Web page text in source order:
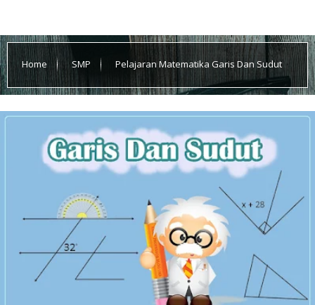
Home SMP Pelajaran Matematika Garis Dan Sudut